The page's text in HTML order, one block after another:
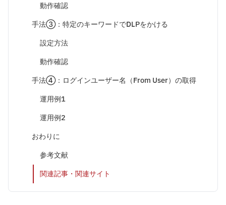
動作確認
手法③：特定のキーワードでDLPをかける
設定方法
動作確認
手法④：ログインユーザー名（From User）の取得
運用例1
運用例2
おわりに
参考文献
関連記事・関連サイト